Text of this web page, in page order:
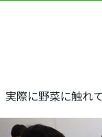
際に野菜に触れ